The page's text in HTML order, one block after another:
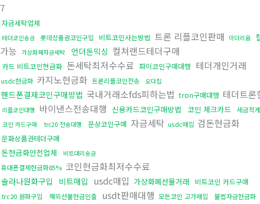
7
자금세탁업체
테더코인송금 롯데상품권코인구입 비트코인사는방법 트론 리플코인판매 이더리움
가능 가상화폐자금세탁 언더돈믹싱 컬쳐랜드테더구매
카드 비트코인현금화 돈세탁최저수수료 파이코인구매대행 테더개인거래
usdc현금화 카지노현금화 트론리플코인전송 오다집
핸드폰결제코인구매방법 국내거래소fds피하는법 tron구매대행 테더트론
리플코인대행 바이낸스전송대행 신용카드코인구매방법 코인 체크카드 세금적
코인 카드구매 trc20 전송대행 문상코인구매 자금세탁 usdc매입 검돈현금화
문화상품권테더구매
돈현금화안전업체 비트대리송금
휴대폰결제현금화85% 코인현금화최저수수료
솔라나원화구입 비트매입 usdc매입 가상화폐선물거래 비트코인 카드구매
trc20 원화구입 해외선물현금인출 usdt판매대행 모든코인 고가매입 불법자금현금화